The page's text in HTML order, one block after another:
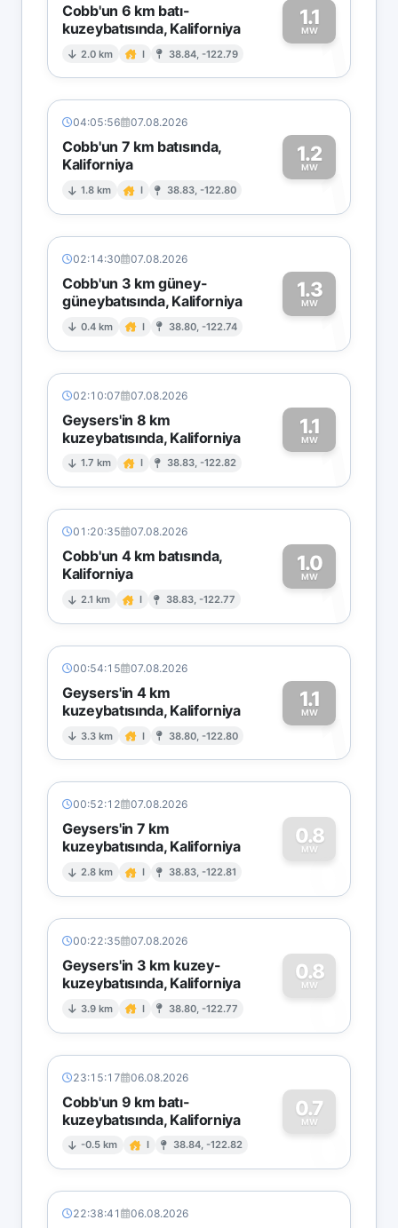
Cobb'un 6 km batı-
kuzeybatısında, Kaliforniya
2.0 km I 38.84, -122.79
1.1
MW1
04:05:56 07.08.2026
Cobb'un 7 km batısında,
Kaliforniya
1.8 km I 38.83, -122.80
1.2
MW1
02:14:30 07.08.2026
Cobb'un 3 km güney-
güneybatısında, Kaliforniya
0.4 km I 38.80, -122.74
1.3
MW1
02:10:07 07.08.2026
Geysers'in 8 km
kuzeybatısında, Kaliforniya
1.7 km I 38.83, -122.82
1.1
MW1
01:20:35 07.08.2026
Cobb'un 4 km batısında,
Kaliforniya
2.1 km I 38.83, -122.77
1.0
MW1
00:54:15 07.08.2026
Geysers'in 4 km
kuzeybatısında, Kaliforniya
3.3 km I 38.80, -122.80
1.1
MW1
00:52:12 07.08.2026
Geysers'in 7 km
kuzeybatısında, Kaliforniya
2.8 km I 38.83, -122.81
0.8
MW
0
00:22:35 07.08.2026
Geysers'in 3 km kuzey-
kuzeybatısında, Kaliforniya
3.9 km I 38.80, -122.77
0.8
MW
0
23:15:17 06.08.2026
Cobb'un 9 km batı-
kuzeybatısında, Kaliforniya
-0.5 km I 38.84, -122.82
0.7
MW
0
22:38:41 06.08.2026